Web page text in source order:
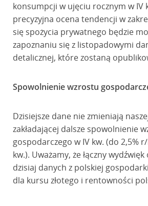
konsumpcji w ujęciu rocznym w IV
precyzyjna ocena tendencji w
się spożycia prywatnego będzie
zapoznaniu się z listopadowymi
detalicznej, które zostaną
Spowolnienie wzrostu
Dzisiejsze dane nie zmieniają
zakładającej dalsze spowolnienie
gospodarczego w IV kw. (do 2,5%
kw.). Uważamy, że łączny
dzisiaj danych z polskiej
dla kursu złotego i rentowności